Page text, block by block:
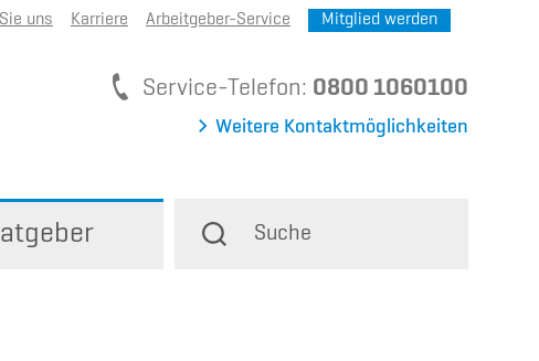
uns Karriere Arbeitgeber-Service Mitglied werden
Service-Telefon: Service-Telefon
0800 1060100
Weitere Kontaktmöglichkeiten
Suche